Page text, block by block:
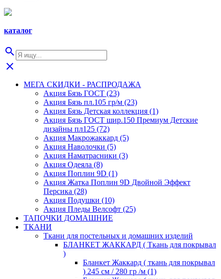
каталог
search
close
МЕГА СКИДКИ - РАСПРОДАЖА
Акция Бязь ГОСТ (23)
Акция Бязь пл.105 гр/м (23)
Акция Бязь Детская коллекция (1)
Акция Бязь ГОСТ шир.150 Премиум Детские
дизайны пл125 (72)
Акция Макрожаккард (5)
Акция Наволочки (5)
Акция Наматрасники (3)
Акция Одеяла (8)
Акция Поплин 9D (1)
Акция Жатка Поплин 9D Двойной Эффект
Персика (28)
Акция Подушки (10)
Акция Пледы Велсофт (25)
ТАПОЧКИ ДОМАШНИЕ
ТКАНИ
Ткани для постельных и домашних изделий
БЛАНКЕТ ЖАККАРД ( Ткань для покрывал
)
Бланкет Жаккард ( ткань для покрывал
) 245 см / 280 гр /м (1)